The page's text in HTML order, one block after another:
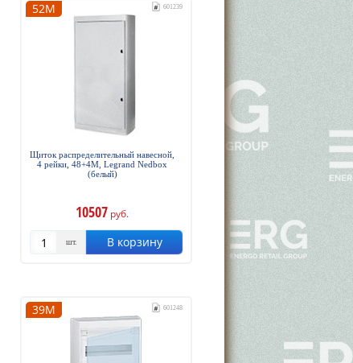
52М
Щиток распределительный навесной,
4 рейки, 48+4М, Legrand Nedbox
(белый)
601239
10507 руб.
шт. В корзину
39М 601248